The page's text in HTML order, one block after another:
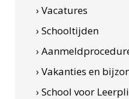
› Vacatures
› Schooltijden
›
› Vakanties en
› School voor